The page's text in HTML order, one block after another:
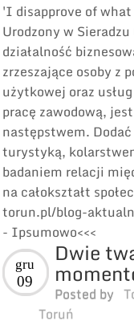
'I disapprove of
Urodzony w
działalność
zrzeszające osoby z
użytkowej oraz
pracę zawodową,
następstwem.
turystyką,
badaniem relacji
na całokształt
torun.pl/blog-
- Ipsumowo<<<
Dwie
gru
09
Posted by
Toruń